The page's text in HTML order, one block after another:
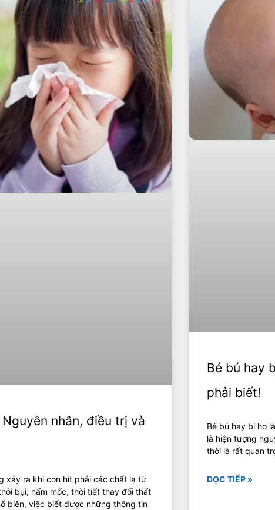
nhân, điều trị và
xảy ra khi con hít phải các chất lạ từ
bụi, nấm mốc, thời tiết thay đổi thất
biến, việc biết được những thông tin
Bé bú hay
phải biết!
Bé bú hay bị ho
là hiện tượng
thời là rất quan
ĐỌC TIẾP »